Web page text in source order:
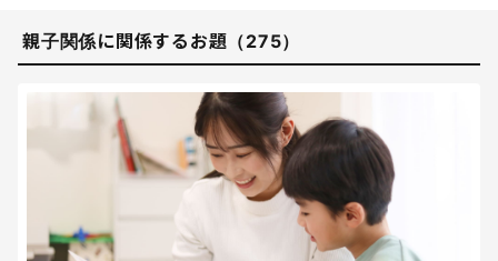
親子関係に関係するお題（275）